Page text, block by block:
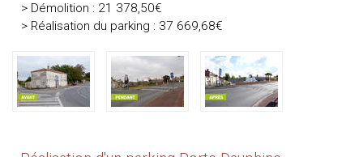
> Démolition : 21 378,50€
> Réalisation du parking : 37 669,68€